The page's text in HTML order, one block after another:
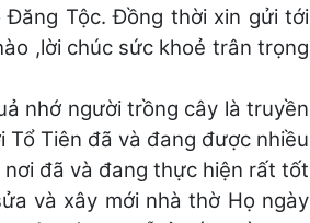
Tộc. Đồng thời xin gửi tới
,lời chúc sức khoẻ trân trọng
nhớ người trồng cây là truyền
Tiên đã và đang được nhiều
đã và đang thực hiện rất tốt
và xây mới nhà thờ Họ ngày